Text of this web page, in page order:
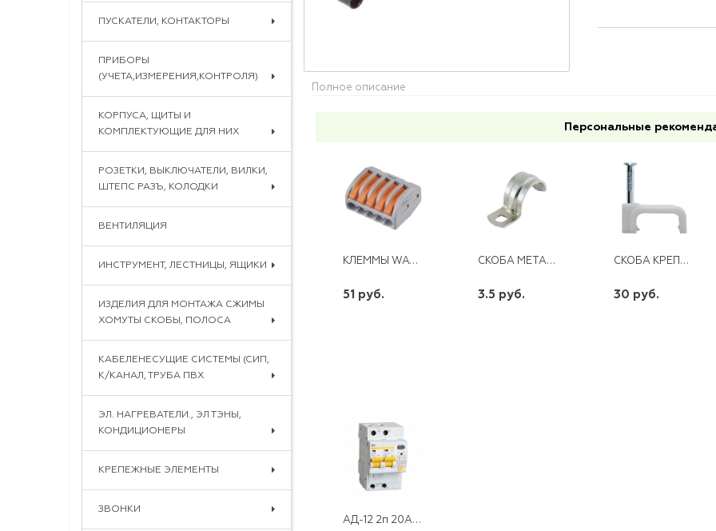
ПУСКАТЕЛИ, КОНТАКТОРЫ
ПРИБОРЫ
(УЧЕТА,ИЗМЕРЕНИЯ,КОНТРОЛЯ)
КОРПУСА, ЩИТЫ И
КОМПЛЕКТУЮЩИЕ ДЛЯ НИХ
РОЗЕТКИ, ВЫКЛЮЧАТЕЛИ, ВИЛКИ,
ШТЕПС РАЗЪ, КОЛОДКИ
ВЕНТИЛЯЦИЯ
ИНСТРУМЕНТ, ЛЕСТНИЦЫ, ЯЩИКИ
ИЗДЕЛИЯ ДЛЯ МОНТАЖА СЖИМЫ
ХОМУТЫ СКОБЫ, ПОЛОСА
КАБЕЛЕНЕСУЩИЕ СИСТЕМЫ (СИП,
К/КАНАЛ, ТРУБА ПВХ
ЭЛ. НАГРЕВАТЕЛИ., ЭЛ ТЭНЫ,
КОНДИЦИОНЕРЫ
КРЕПЕЖНЫЕ ЭЛЕМЕНТЫ
ЗВОНКИ
Полное описание
Персональные
КЛЕММЫ WAGO 222-415 ( 4ММ2 CU)
51 руб.
СКОБА МЕТАЛЛ. ОДНОЛАПК. 12-13
3.5 руб.
СКОБА КРЕПЕЖНАЯ КВАДРАТНАЯ 8 С ГВОЗД.(50ШТ)
30 руб.
АД-12 2п 20А/30мА 4,5кА "С"